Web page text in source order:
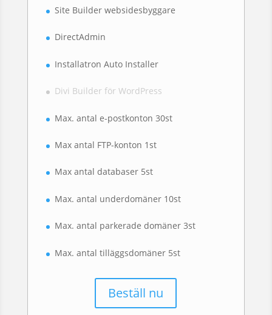
Site Builder websidesbyggare
DirectAdmin
Installatron Auto Installer
Divi Builder för WordPress
Max. antal e-postkonton 30st
Max antal FTP-konton 1st
Max antal databaser 5st
Max. antal underdomäner 10st
Max. antal parkerade domäner 3st
Max. antal tilläggsdomäner 5st
Beställ nu